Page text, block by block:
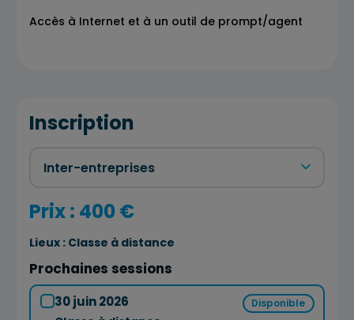
Accès à Internet et à un outil de prompt/agent
Inscription
Prix : 400 €
Lieux : Classe à distance
Prochaines sessions
30 juin 2026 Disponible